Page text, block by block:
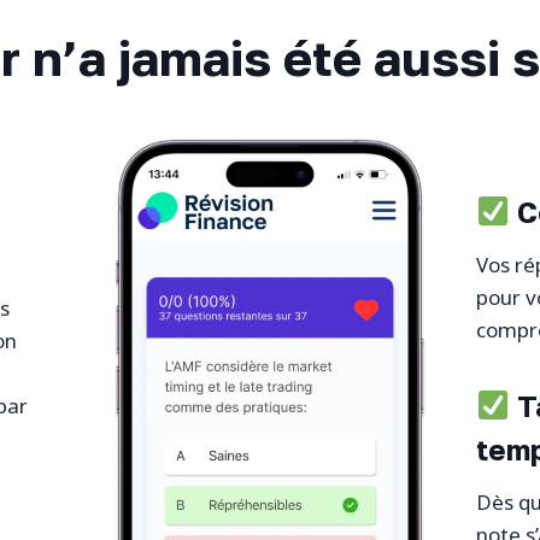
n’a jamais été aussi
Vos
pour
Dès